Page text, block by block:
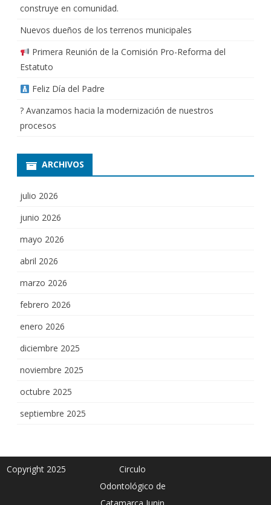
construye en comunidad.
Nuevos dueños de los terrenos municipales
Primera Reunión de la Comisión Pro-Reforma del
Estatuto
Feliz Día del Padre
? Avanzamos hacia la modernización de nuestros
procesos
ARCHIVOS
julio 2026
junio 2026
mayo 2026
abril 2026
marzo 2026
febrero 2026
enero 2026
diciembre 2025
noviembre 2025
octubre 2025
septiembre 2025
Copyright 2025
Circulo
Odontológico de